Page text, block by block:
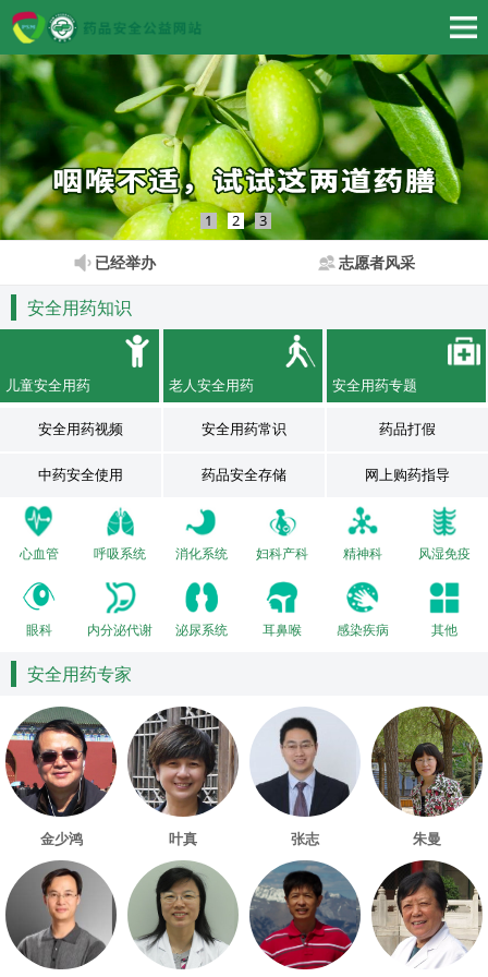
1 2 3
已经举办 志愿者风采
安全用药知识
儿童安全用药 老人安全用药 安全用药专题
安全用药视频 安全用药常识 药品打假
中药安全使用 药品安全存储 网上购药指导
心血管 呼吸系统 消化系统 妇科产科 精神科 风湿免疫
眼科 内分泌代谢 泌尿系统 耳鼻喉 感染疾病 其他
安全用药专家
金少鸿 叶真 张志 朱曼